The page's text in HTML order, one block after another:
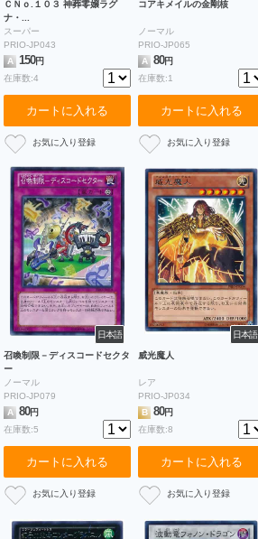
ＣＮｏ.１０３ 神葬零嬢ラグ
ナ・...
スーパー
PRIO-JP043
A
150円
在庫数:4
カートに入れる
コアキメイルの金剛核
ノーマル
PRIO-JP065
A
80円
在庫数:1
カートに入れる
日本語
召喚制限－ディスコードセクタ
ー
ノーマル
PRIO-JP079
A
80円
在庫数:5
カートに入れる
日本語
威光魔人
レア
PRIO-JP034
B
80円
在庫数:8
カートに入れる